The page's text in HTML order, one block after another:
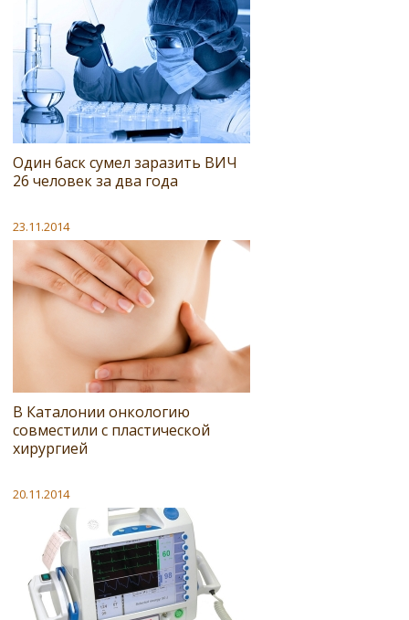
Один баск сумел заразить ВИЧ
26 человек за два года
23.11.2014
В Каталонии онкологию
совместили с пластической
хирургией
20.11.2014